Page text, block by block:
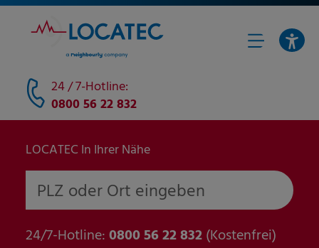
24 / 7-Hotline:
0800 56 22 832
LOCATEC In Ihrer Nähe
PLZ oder Ort eingeben
24/7-Hotline:0800 56 22 832(Kostenfrei)